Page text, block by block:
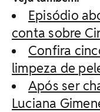
Episódio
conta sobre
Confira
limpeza de
Após ser
Luciana